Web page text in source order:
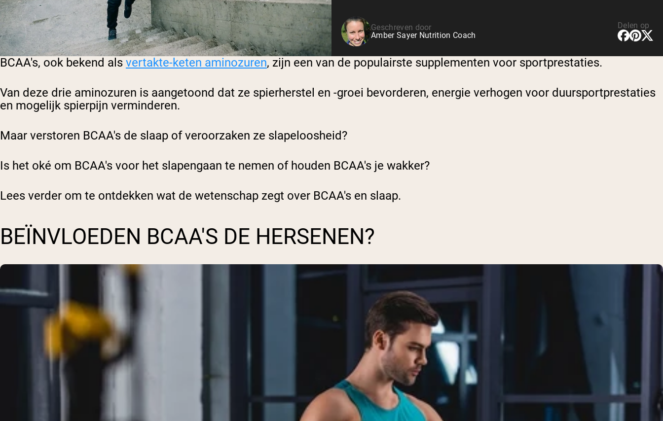
Geschreven door
Amber Sayer Nutrition Coach
Delen op
BCAA's, ook bekend als vertakte-keten aminozuren, zijn een van de populairste supplementen voor sportprestaties.
Van deze drie aminozuren is aangetoond dat ze spierherstel en -groei bevorderen, energie verhogen voor duursportprestaties
en mogelijk spierpijn verminderen.
Maar verstoren BCAA's de slaap of veroorzaken ze slapeloosheid?
Is het oké om BCAA's voor het slapengaan te nemen of houden BCAA's je wakker?
Lees verder om te ontdekken wat de wetenschap zegt over BCAA's en slaap.
BEÏNVLOEDEN BCAA'S DE HERSENEN?